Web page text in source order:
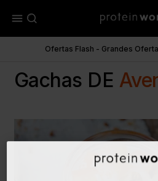
menu
Ofertas Flash - Grandes
Gachas DE